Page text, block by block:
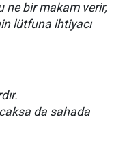
ne bir makam verir,
lütfuna ihtiyacı
da sahada